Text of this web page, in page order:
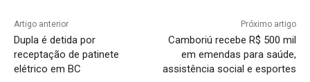
Artigo anterior
Dupla é detida por
receptação de patinete
elétrico em BC
Próximo artigo
Camboriú recebe R$ 500 mil
em emendas para saúde,
assistência social e esportes